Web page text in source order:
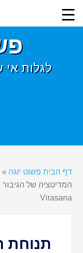
לגלות
דף הבית פשוט יוגה »
Virasana
תנוחת